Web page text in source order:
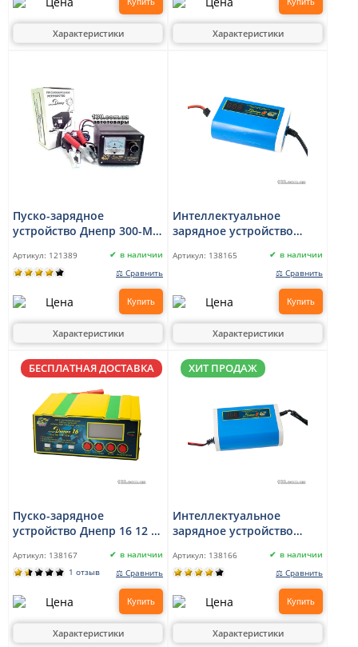
Характеристики Характеристики
Пуско-зарядное
устройство Днепр 300-M
Артикул: 121389
в наличии
⚖ Сравнить
Купить
Характеристики
Интеллектуальное
зарядное устройство
Артикул: 138165
в наличии
⚖ Сравнить
Купить
Характеристики
БЕСПЛАТНАЯ ДОСТАВКА
Пуско-зарядное
устройство Днепр 16 12 В
Артикул: 138167
в наличии
1 отзыв
⚖ Сравнить
Купить
Характеристики
ХИТ ПРОДАЖ
Интеллектуальное
зарядное устройство
Артикул: 138166
в наличии
⚖ Сравнить
Купить
Характеристики